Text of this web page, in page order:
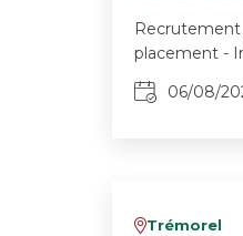
placement -
06/08/
vTrémorel